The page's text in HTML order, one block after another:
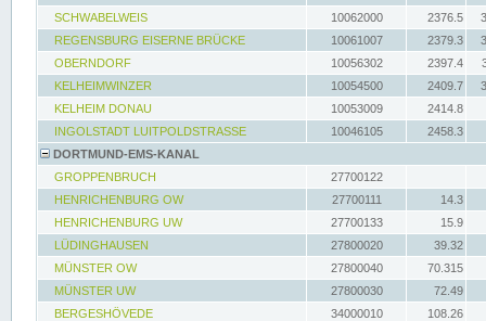
SCHWABELWEIS
10062000 2376.5
REGENSBURG EISERNE BRÜCKE
10061007 2379.3
OBERNDORF
10056302 2397.4
KELHEIMWINZER
10054500 2409.7
KELHEIM DONAU
10053009
2414.8
INGOLSTADT LUITPOLDSTRASSE
10046105
2458.3
DORTMUND-EMS-KANAL
GROPPENBRUCH
27700122
HENRICHENBURG OW
27700111
14.3
HENRICHENBURG UW
27700133
15.9
LÜDINGHAUSEN
27800020
39.32
MÜNSTER OW
27800040
70.315
MÜNSTER UW
27800030
72.49
BERGESHÖVEDE
34000010
108.26